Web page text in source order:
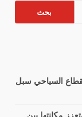
السياحي سبل